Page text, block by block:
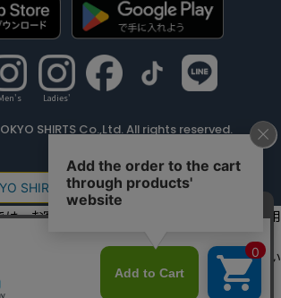
Ladies'
SHIRTS Co.,Ltd. All rights reserved.
は、お客様の利便性向上のためにクッキーを利用
まご利用になる場合、クッキーの使用に同意い
す。